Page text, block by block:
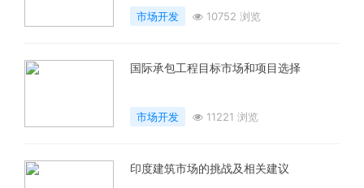
市场开发 10752 浏览
国际承包工程目标市场和项目选择
市场开发 11221 浏览
印度建筑市场的挑战及相关建议